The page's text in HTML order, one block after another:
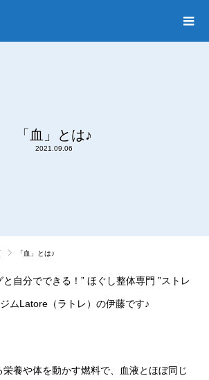
「血」とは♪
2021.09.06
「血」とは♪
自分でできる！ ” ほぐし整体専門 ”ストレ
ムLatore（ラトレ）の伊藤です♪
栄養や体を動かす燃料で、血液とほぼ同じ